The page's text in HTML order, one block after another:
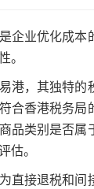
业优化成本
。
其独特的税
合香港税务
品类别是否
估。
退税和间接